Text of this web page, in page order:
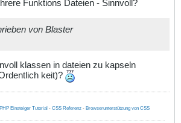
Funktions Dateien - Sinnvoll?
von Blaster
klassen in dateien zu kapseln
keit)?
PHP Einsteiger Tutorial - CSS Referenz - Browserunterstützung von CSS